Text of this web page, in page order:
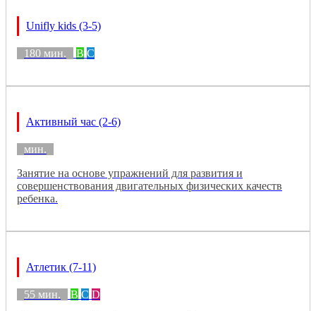
Unifly kids (3-5)
180 мин. B C
Активный час (2-6)
мин.
Занятие на основе упражнений для развития и
совершенствования двигательных физических качеств
ребенка.
Атлетик (7-11)
55 мин. B C D